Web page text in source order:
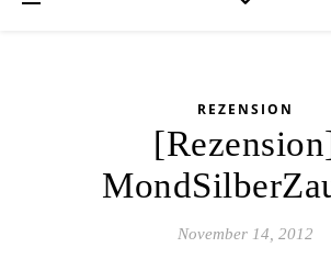
REZENSION
November 14, 2012